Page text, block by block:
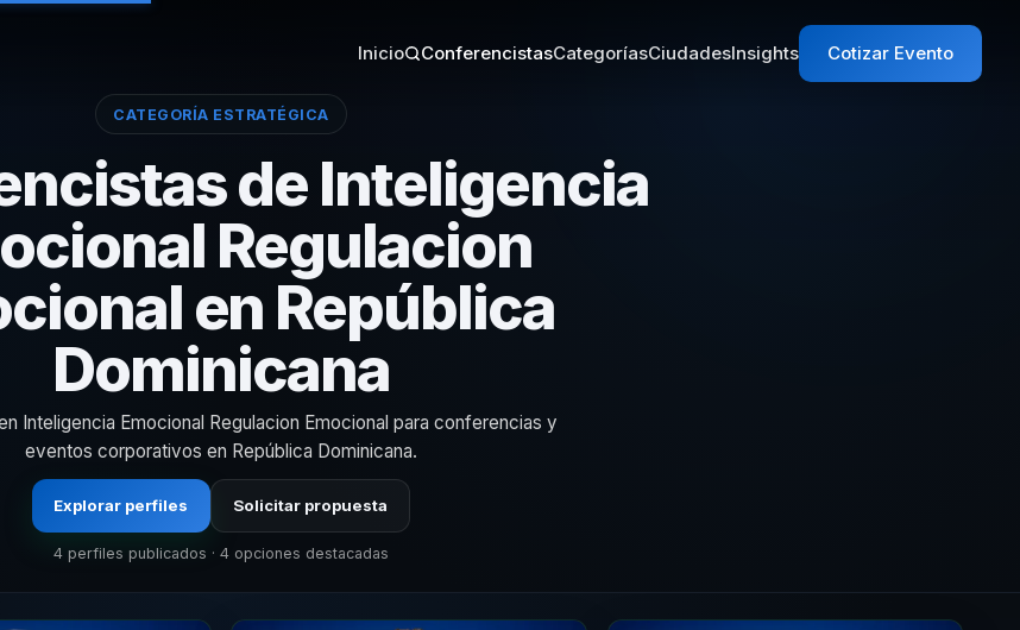
Inicio ConferencistasCategoríasCiudadesInsights Cotizar Evento
CATEGORÍA ESTRATÉGICA
de Inteligencia
Regulacion
en República
Dominicana
Inteligencia Emocional Regulacion Emocional para conferencias y
eventos corporativos en República Dominicana.
Explorar perfiles Solicitar propuesta
4 perfiles publicados · 4 opciones destacadas